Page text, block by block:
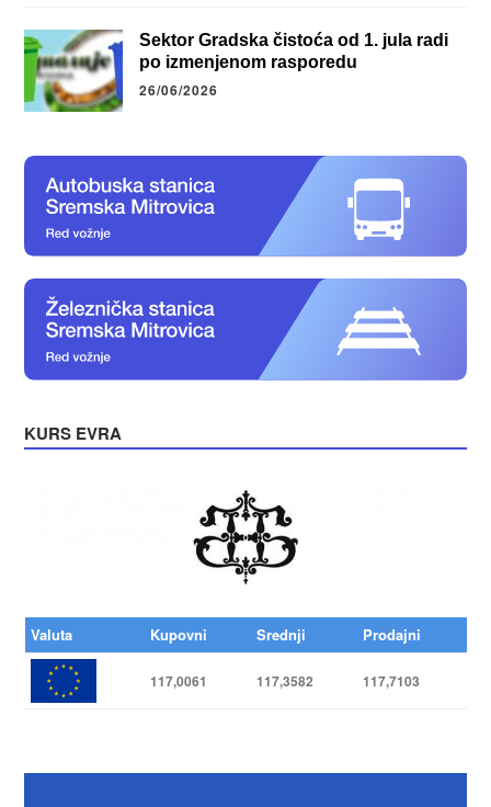
Sektor Gradska čistoća od 1. jula radi
po izmenjenom rasporedu
26/06/2026
KURS EVRA
Valuta Kupovni Srednji Prodajni
117,0061 117,3582 117,7103